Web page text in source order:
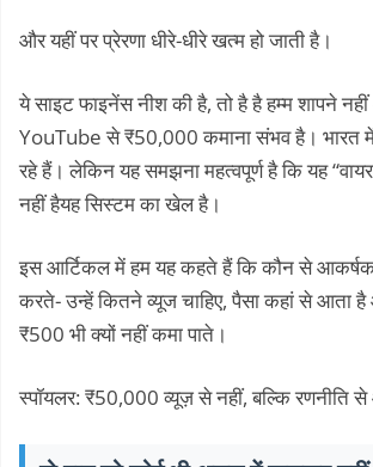
और यहीं पर प्रेरणा धीरे-धीरे खत्म हो जाती है।
ये साइट फाइनेंस नीश की है, तो है है हम्म शापने
YouTube से ₹50,000 कमाना संभव है। भारत में
रहे हैं। लेकिन यह समझना महत्वपूर्ण है कि यह
नहीं हैयह सिस्टम का खेल है।
इस आर्टिकल में हम यह कहते हैं कि कौन से आकर्षक
करते- उन्हें कितने व्यूज चाहिए, पैसा कहां से आता है
₹500 भी क्यों नहीं कमा पाते।
स्पॉयलर: ₹50,000 व्यूज़ से नहीं, बल्कि रणनीति